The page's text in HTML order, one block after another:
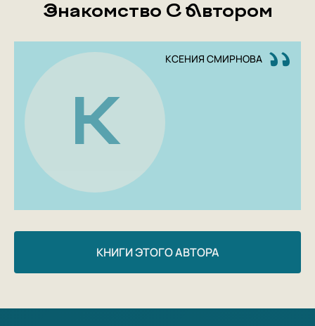
множество курсов по истории архитектуры для детей
и подростков. Этот опыт помогает ей рассказывать
просто о сложных явлениях в истории искусств.
Полина участвует в научных конференциях, читает
лекции, а в 2023 году книга «Что придумал
Мельников», соавтором которой стала Полина,
получила премию АРХ МОСКВЫ в номинации «Лучшее
детское архитектурное издание».
Знакомство С Автором
К
КСЕНИЯ СМИРНОВА
КНИГИ ЭТОГО АВТОРА